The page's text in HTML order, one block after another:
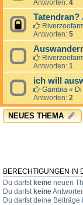
Antworten: 4
Antworten: 5
Antworten: 1
ich will
Gambia «
Antworten: 2
NEUES THEMA
BERECHTIGUNGEN IN
Du darfst keine neuen
Du darfst keine
Du darfst deine Beiträge